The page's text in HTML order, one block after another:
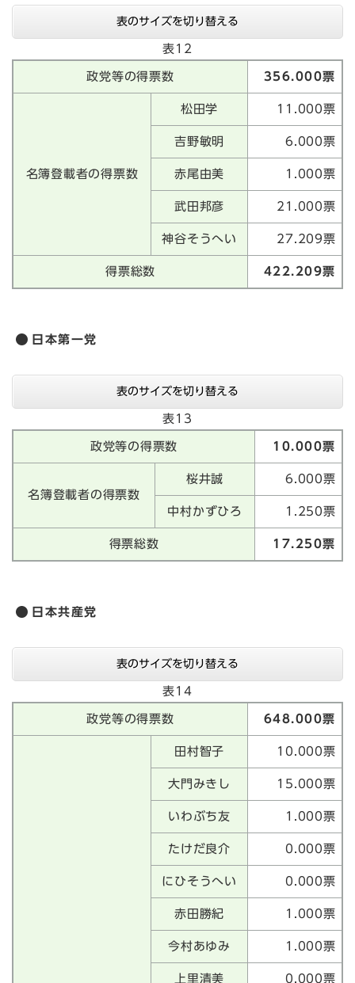
表のサイズを切り替える
表12
政党等の得票数 356.000票
名簿登載者の得票数
松田学 11.000票
吉野敏明 6.000票
赤尾由美 1.000票
武田邦彦 21.000票
神谷そうへい 27.209票
得票総数 422.209票
日本第一党
表のサイズを切り替える
表13
政党等の得票数 10.000票
名簿登載者の得票数
桜井誠 6.000票
中村かずひろ 1.250票
得票総数 17.250票
日本共産党
表のサイズを切り替える
表14
政党等の得票数 648.000票
田村智子 10.000票
大門みきし 15.000票
いわぶち友 1.000票
たけだ良介 0.000票
にひそうへい 0.000票
赤田勝紀 1.000票
今村あゆみ 1.000票
上里清美 0.000票